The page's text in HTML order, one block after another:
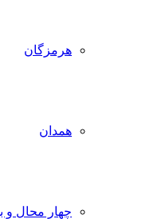
هرمزگان
همدان
چهار محال و